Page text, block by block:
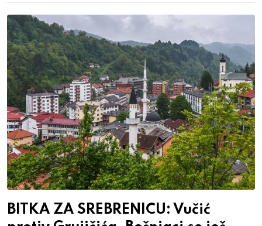
BITKA ZA SREBRENICU: Vučić